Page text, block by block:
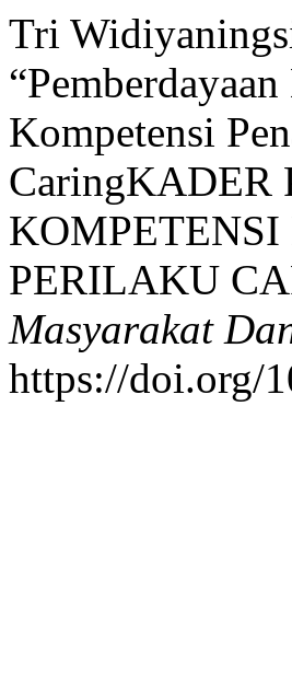
Tri
Kompetensi
CaringKADER
PERILAKU
Masyarakat
https://doi.org/